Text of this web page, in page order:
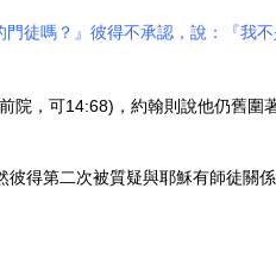
門徒嗎？』彼得不承認，說：『我
，可14:68)，約翰則說他仍舊圍
彼得第二次被質疑與耶穌有師徒關